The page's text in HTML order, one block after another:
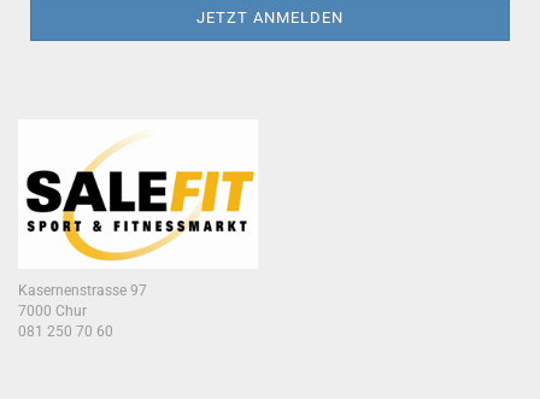
Kasernenstrasse 97
7000 Chur
081 250 70 60